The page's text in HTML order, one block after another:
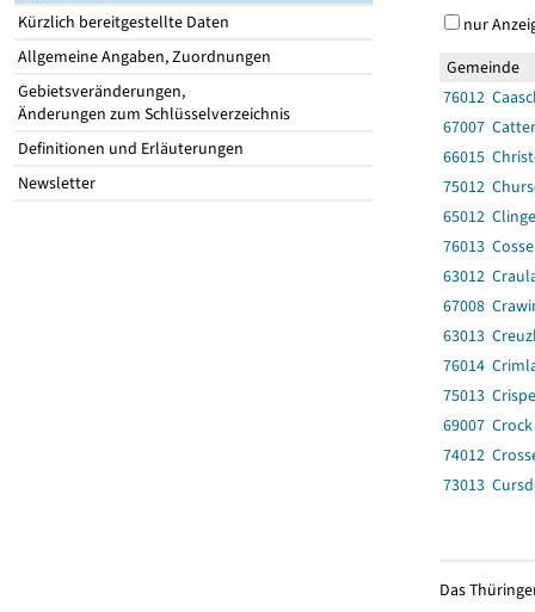
Kürzlich bereitgestellte Daten
Allgemeine Angaben, Zuordnungen
Gebietsveränderungen,
Änderungen zum Schlüsselverzeichnis
Definitionen und Erläuterungen
Newsletter
nur
Gemeinde
76012
67007
66015
75012
65012
76013
63012
67008
63013
76014
75013
69007 Crock
74012
73013
Das